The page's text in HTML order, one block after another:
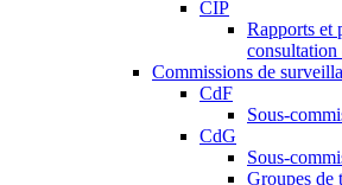
CIP
Rapports et
consultation
Commissions de
CdF
Sous-
CdG
Sous-
Groupes de